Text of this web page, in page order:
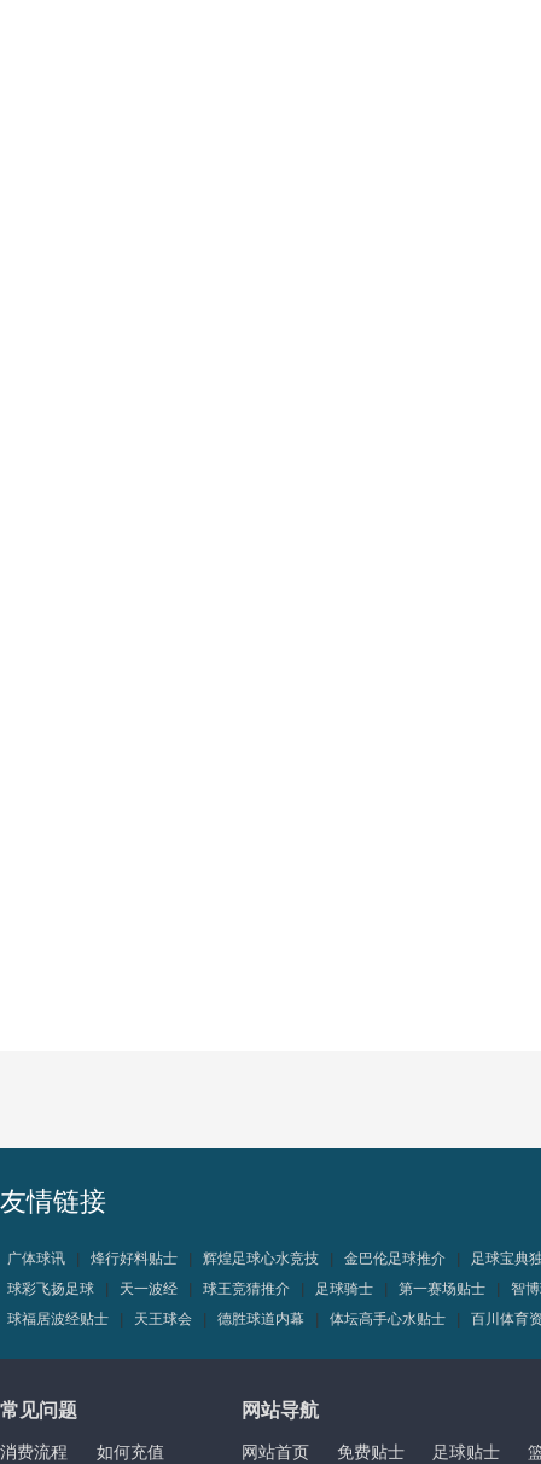
友情链接
广体球讯 烽行好料贴士 辉煌足球心水竞技 金巴伦足球推介
足球宝典
球彩飞扬足球
天一波经 球王竞猜推介 足球骑士 第一赛场贴士
智
球福居波经贴士
天王球会 德胜球道内幕 体坛高手心水贴士 百川体育
常见问题
消费流程
如何充值
网站导航
网站首页 免费贴士 足球贴士